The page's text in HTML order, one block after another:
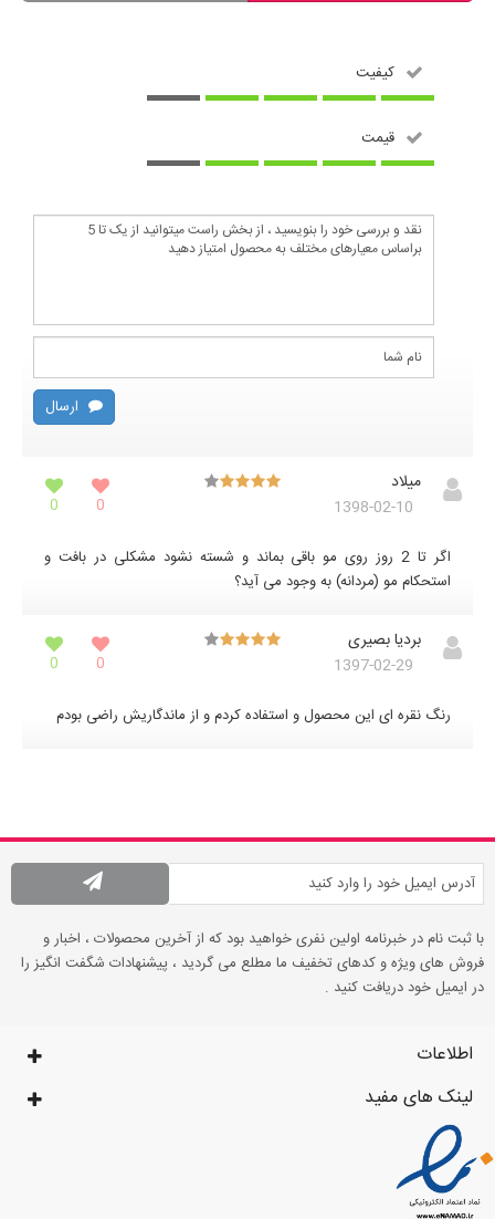
کیفیت
قیمت
ارسال
میلاد
1398-02-10
0
0
اگر تا 2 روز روی مو باقی بماند و شسته نشود مشکلی در بافت و
استحکام مو (مردانه) به وجود می آید؟
بردیا بصیری
1397-02-29
0
0
رنگ نقره ای این محصول و استفاده کردم و از ماندگاریش راضی بودم
با ثبت نام در خبرنامه اولین نفری خواهید بود که از آخرین محصولات ، اخبار و
فروش های ویژه و کدهای تخفیف ما مطلع می گردید ، پیشنهادات شگفت انگیز را
در ایمیل خود دریافت کنید .
اطلاعات
لینک های مفید